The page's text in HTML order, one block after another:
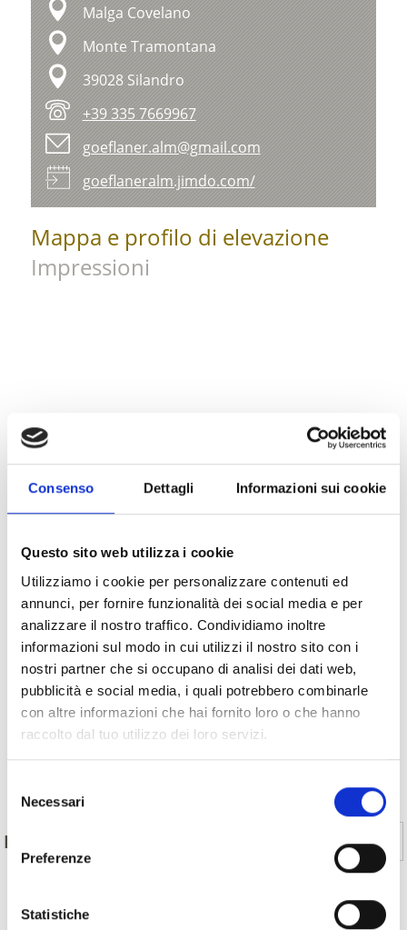
Consenso Dettagli Informazioni sui cookie
Questo sito web utilizza i cookie
Utilizziamo i cookie per personalizzare contenuti ed
annunci, per fornire funzionalità dei social media e per
analizzare il nostro traffico. Condividiamo inoltre
informazioni sul modo in cui utilizzi il nostro sito con i
nostri partner che si occupano di analisi dei dati web,
pubblicità e social media, i quali potrebbero combinarle
con altre informazioni che hai fornito loro o che hanno
raccolto dal tuo utilizzo dei loro servizi.
delNecessari
Preferenze
Statistiche
Malga Covelano
Monte Tramontana
39028 Silandro
+39 335 7669967
goeflaner.alm@gmail.com
goeflaneralm.jimdo.com/
Mappa e profilo di elevazione
Impressioni
IL CONTENUTO VI È STATO UTILE? No
MOSTRA SULLA CARTINA ESCURSIONI SU